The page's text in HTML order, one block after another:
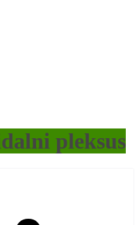
pleksus